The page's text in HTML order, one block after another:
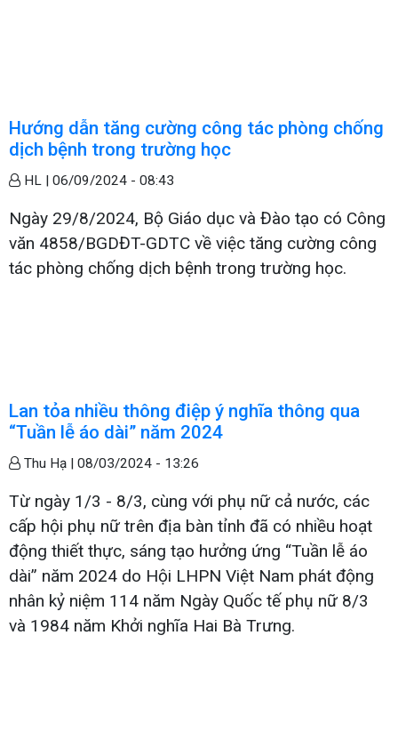
Hướng dẫn tăng cường công tác phòng chống
dịch bệnh trong trường học
HL | 06/09/2024 - 08:43
Ngày 29/8/2024, Bộ Giáo dục và Đào tạo có Công
văn 4858/BGDĐT-GDTC về việc tăng cường công
tác phòng chống dịch bệnh trong trường học.
Lan tỏa nhiều thông điệp ý nghĩa thông qua
“Tuần lễ áo dài” năm 2024
Thu Hạ | 08/03/2024 - 13:26
Từ ngày 1/3 - 8/3, cùng với phụ nữ cả nước, các
cấp hội phụ nữ trên địa bàn tỉnh đã có nhiều hoạt
động thiết thực, sáng tạo hưởng ứng “Tuần lễ áo
dài” năm 2024 do Hội LHPN Việt Nam phát động
nhân kỷ niệm 114 năm Ngày Quốc tế phụ nữ 8/3
và 1984 năm Khởi nghĩa Hai Bà Trưng.